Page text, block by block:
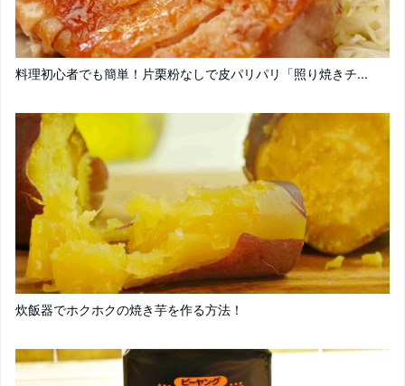
料理初心者でも簡単！片栗粉なしで皮パリパリ「照り焼きチ...
炊飯器でホクホクの焼き芋を作る方法！